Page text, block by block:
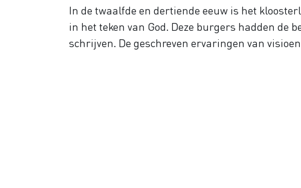
In de twaalfde en dertiende eeuw is het
in het teken van God. Deze burgers hadden de
schrijven. De geschreven ervaringen van